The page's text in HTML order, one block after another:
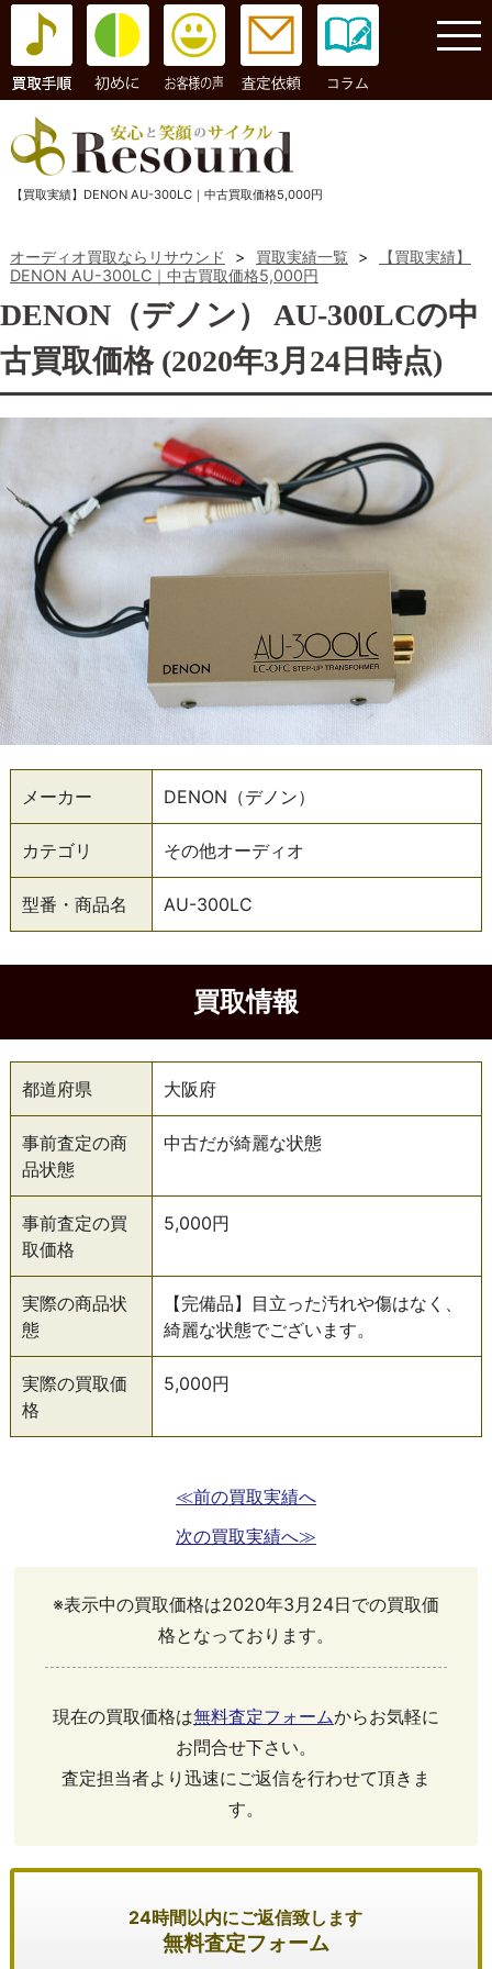
コラム
【買取実績】DENON AU-300LC｜中古買取価格5,000円
オーディオ買取ならリサウンド > 買取実績一覧 >
【買取実績】
DENON AU-300LC｜中古買取価格5,000円
DENON（デノン） AU-300LCの中
古買取価格 (2020年3月24日時点)
メーカー DENON（デノン）
カテゴリ その他オーディオ
型番・商品名 AU-300LC
買取情報
都道府県 大阪府
事前査定の商
品状態
中古だが綺麗な状態
事前査定の買
取価格
5,000円
実際の商品状
態
【完備品】目立った汚れや傷はなく、
綺麗な状態でございます。
実際の買取価
格
5,000円
≪前の買取実績へ
次の買取実績へ≫
※表示中の買取価格は2020年3月24日での買取価
格となっております。
現在の買取価格は無料査定フォームからお気軽に
お問合せ下さい。
査定担当者より迅速にご返信を行わせて頂きま
す。
24時間以内にご返信致します
無料査定フォーム